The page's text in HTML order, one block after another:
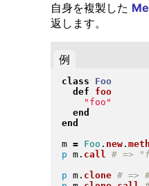
自身を複製した
返します。
例
class
Foo
def
foo
" foo "
end
end
m = Foo . new.
p m. call
p m. clone